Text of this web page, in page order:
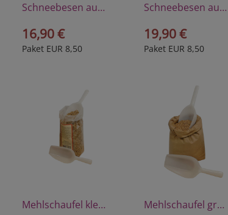
Schneebesen aus hochwertigem Edelstahl, 26 cm
16,90 €
Paket EUR 8,50
Schneebesen aus hochwertigem Edelstahl, 35 cm
19,90 €
Paket EUR 8,50
Mehlschaufel klein aus Polyprophylen Mehlschaufel groß aus Polyprophylen